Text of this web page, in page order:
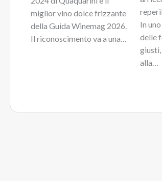
miglior vino dolce frizzante
della Guida Winemag 2026.
Il riconoscimento va a una…
In
delle
alla…